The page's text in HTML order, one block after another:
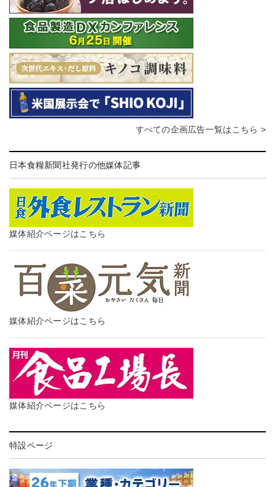
すべての企画広告一覧はこちら >
日本食糧新聞社発行の他媒体記事
媒体紹介ページはこちら
媒体紹介ページはこちら
媒体紹介ページはこちら
特設ページ